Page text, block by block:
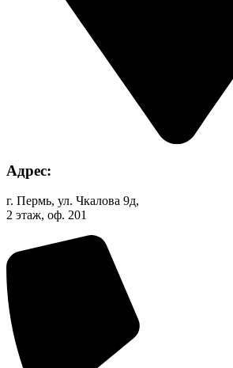
Адрес:
г. Пермь, ул. Чкалова 9д,
2 этаж, оф. 201